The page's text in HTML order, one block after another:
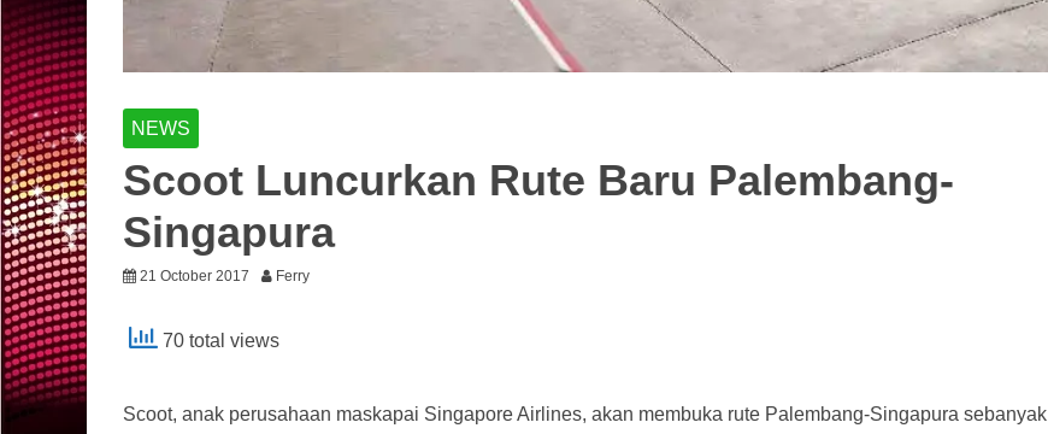
NEWS
Scoot Luncurkan Rute Baru Palembang-
Singapura
21 October 2017 Ferry
70 total views
Scoot, anak perusahaan maskapai Singapore Airlines, akan membuka rute Palembang-Singapura sebanyak